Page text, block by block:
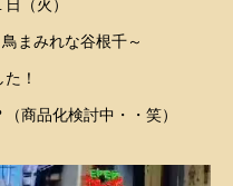
（火）
まみれな谷根千～
！
商品化検討中・・笑）